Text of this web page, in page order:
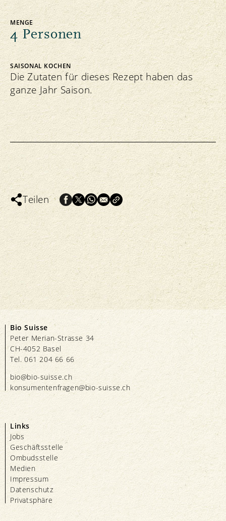
MENGE
4 Personen
SAISONAL KOCHEN
Die Zutaten für dieses Rezept haben das
ganze Jahr Saison.
Teilen
Bio Suisse
Peter Merian-Strasse 34
CH-4052 Basel
Tel. 061 204 66 66
bio@bio-suisse.ch
konsumentenfragen@bio-suisse.ch
Links
Jobs
Geschäftsstelle
Ombudsstelle
Medien
Impressum
Datenschutz
Privatsphäre